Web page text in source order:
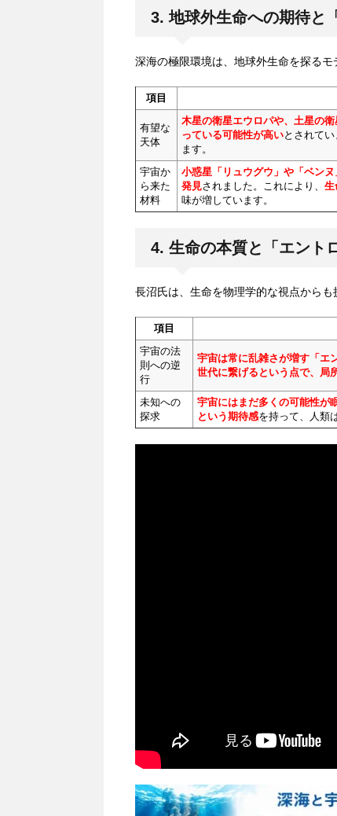
3. 地球外生命への期待と
深海の極限環境は、地球外生命を探るモ
項目
有望な
天体
木星の衛星エウロパや、土星の
っている可能性が高いとされて
ます。
宇宙か
ら来た
材料
小惑星「リュウグウ」や「ベン
発見されました。これにより、 生
味が増しています。
4. 生命の本質と「エント
長沼氏は、生命を物理学的な視点からも
項目
宇宙の法
則への逆
行
宇宙は常に乱雑さが増す「エ
世代に繋げるという点で、局
未知への
探求
宇宙にはまだ多くの可能性が
という期待感を持って、人類